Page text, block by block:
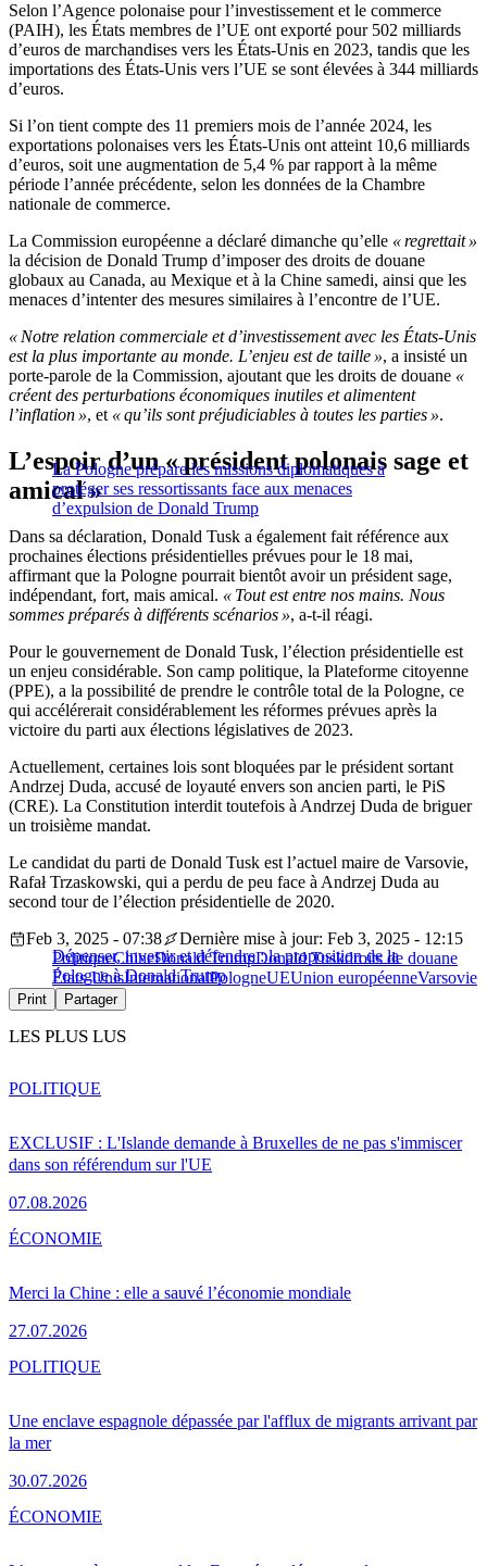
Selon l’Agence polonaise pour l’investissement et le commerce
(PAIH), les États membres de l’UE ont exporté pour 502 milliards
d’euros de marchandises vers les États-Unis en 2023, tandis que les
importations des États-Unis vers l’UE se sont élevées à 344 milliards
d’euros.
Si l’on tient compte des 11 premiers mois de l’année 2024, les
exportations polonaises vers les États-Unis ont atteint 10,6 milliards
d’euros, soit une augmentation de 5,4 % par rapport à la même
période l’année précédente, selon les données de la Chambre
nationale de commerce.
La Commission européenne a déclaré dimanche qu’elle « regrettait »
la décision de Donald Trump d’imposer des droits de douane
globaux au Canada, au Mexique et à la Chine samedi, ainsi que les
menaces d’intenter des mesures similaires à l’encontre de l’UE.
« Notre relation commerciale et d’investissement avec les États-Unis
est la plus importante au monde. L’enjeu est de taille », a insisté un
porte-parole de la Commission, ajoutant que les droits de douane «
créent des perturbations économiques inutiles et alimentent
l’inflation », et « qu’ils sont préjudiciables à toutes les parties ».
La Pologne prépare les missions diplomatiques à
protéger ses ressortissants face aux menaces
d’expulsion de Donald Trump
L’espoir d’un « président polonais sage et
amical »
Dans sa déclaration, Donald Tusk a également fait référence aux
prochaines élections présidentielles prévues pour le 18 mai,
affirmant que la Pologne pourrait bientôt avoir un président sage,
indépendant, fort, mais amical. « Tout est entre nos mains. Nous
sommes préparés à différents scénarios », a-t-il réagi.
Pour le gouvernement de Donald Tusk, l’élection présidentielle est
un enjeu considérable. Son camp politique, la Plateforme citoyenne
(PPE), a la possibilité de prendre le contrôle total de la Pologne, ce
qui accélérerait considérablement les réformes prévues après la
victoire du parti aux élections législatives de 2023.
Actuellement, certaines lois sont bloquées par le président sortant
Andrzej Duda, accusé de loyauté envers son ancien parti, le PiS
(CRE). La Constitution interdit toutefois à Andrzej Duda de briguer
un troisième mandat.
Le candidat du parti de Donald Tusk est l’actuel maire de Varsovie,
Rafał Trzaskowski, qui a perdu de peu face à Andrzej Duda au
second tour de l’élection présidentielle de 2020.
Dépenser, investir et défendre : la proposition de la
Pologne à Donald Trump
Feb 3, 2025 - 07:38
Dernière mise à jour: Feb 3, 2025 - 12:15
PolitiqueChineDonald TrumpDonald Tuskdroits de douane
États-UnisInternationalPologneUEUnion européenneVarsovie
Print Partager
LES PLUS LUS
EXCLUSIF : L'Islande demande à Bruxelles de ne pas s'immiscer
dans son référendum sur l'UE
07.08.2026
POLITIQUE
Merci la Chine : elle a sauvé l’économie mondiale
27.07.2026
ÉCONOMIE
Une enclave espagnole dépassée par l'afflux de migrants arrivant par
la mer
30.07.2026
POLITIQUE
ÉCONOMIE